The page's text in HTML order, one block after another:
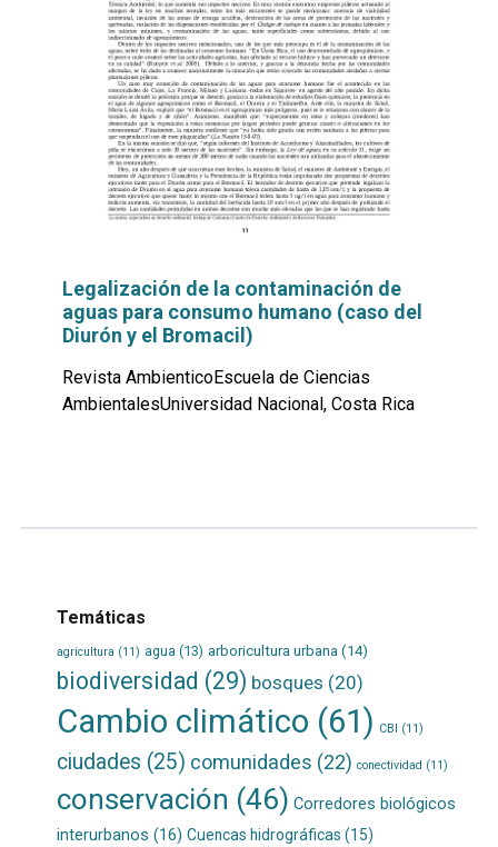
Legalización de la contaminación de
aguas para consumo humano (caso del
Diurón y el Bromacil)
Revista AmbienticoEscuela de Ciencias
AmbientalesUniversidad Nacional, Costa Rica
Temáticas
agricultura (11) agua (13) arboricultura urbana(14)
biodiversidad (29) bosques (20)
Cambio climático (61) CBI (11)
ciudades (25) comunidades (22) conectividad (11)
conservación (46) Corredores biológicos
interurbanos (16) Cuencas hidrográficas (15)